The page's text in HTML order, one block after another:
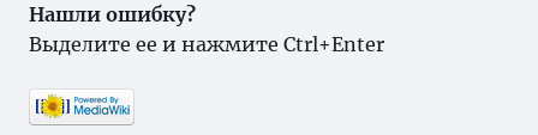
Нашли ошибку?
Выделите ее и нажмите Ctrl+Enter